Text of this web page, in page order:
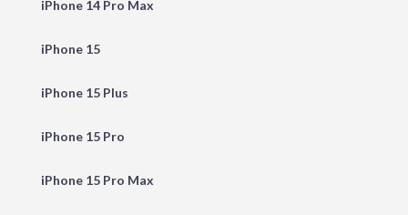
iPhone 14 Pro Max
iPhone 15
iPhone 15 Plus
iPhone 15 Pro
iPhone 15 Pro Max